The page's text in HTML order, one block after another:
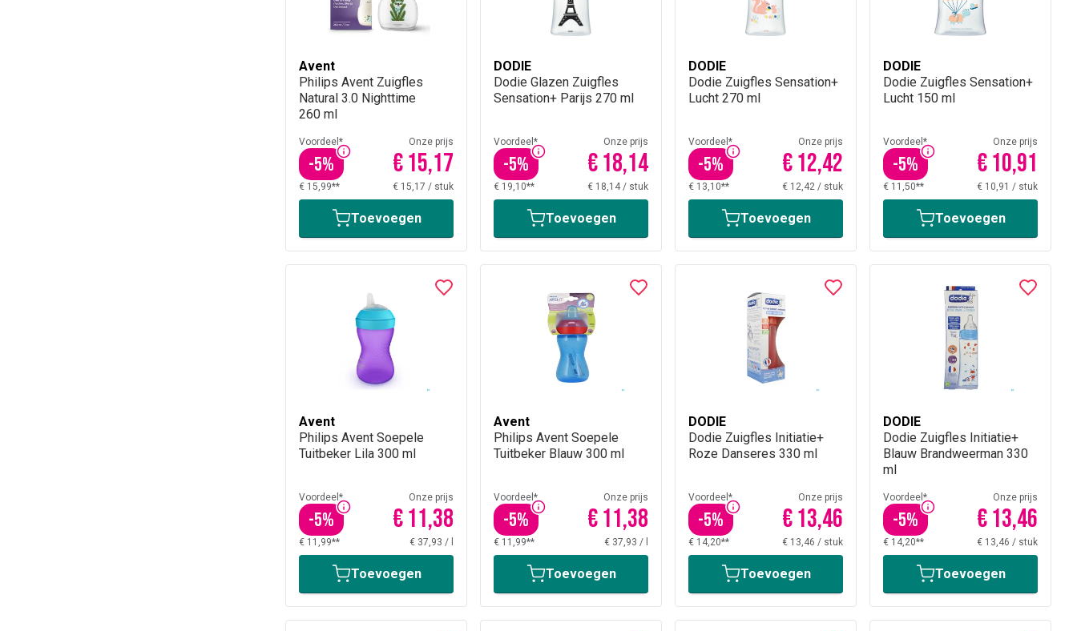
Avent
Philips Avent Zuigfles
Natural 3.0 Nighttime
260 ml
Voordeel*
-5%
Onze prijs
€ 15,17
€ 15,99** € 15,17 / stuk
Toevoegen
DODIE
Dodie Glazen Zuigfles
Sensation+ Parijs 270 ml
Voordeel*
-5%
Onze prijs
€ 18,14
€ 19,10** € 18,14 / stuk
Toevoegen
DODIE
Dodie Zuigfles Sensation+
Lucht 270 ml
Voordeel*
-5%
Onze prijs
€ 12,42
€ 13,10** € 12,42 / stuk
Toevoegen
DODIE
Dodie Zuigfles Sensation+
Lucht 150 ml
Voordeel*
-5%
Onze prijs
€ 10,91
€ 11,50** € 10,91 / stuk
Toevoegen
Avent
Philips Avent Soepele
Tuitbeker Lila 300 ml
Voordeel*
-5%
Onze prijs
€ 11,38
€ 11,99** € 37,93 /
Toevoegen
Avent
Philips Avent Soepele
Tuitbeker Blauw 300 ml
Voordeel*
-5%
Onze prijs
€ 11,38
€ 11,99** € 37,93 /
Toevoegen
DODIE
Dodie Zuigfles Initiatie+
Roze Danseres 330 ml
Voordeel*
-5%
Onze prijs
€ 13,46
€ 14,20** € 13,46 / stuk
Toevoegen
DODIE
Dodie Zuigfles Initiatie+
Blauw Brandweerman 330
ml
Voordeel*
-5%
Onze prijs
€ 13,46
€ 14,20** € 13,46 / stuk
Toevoegen